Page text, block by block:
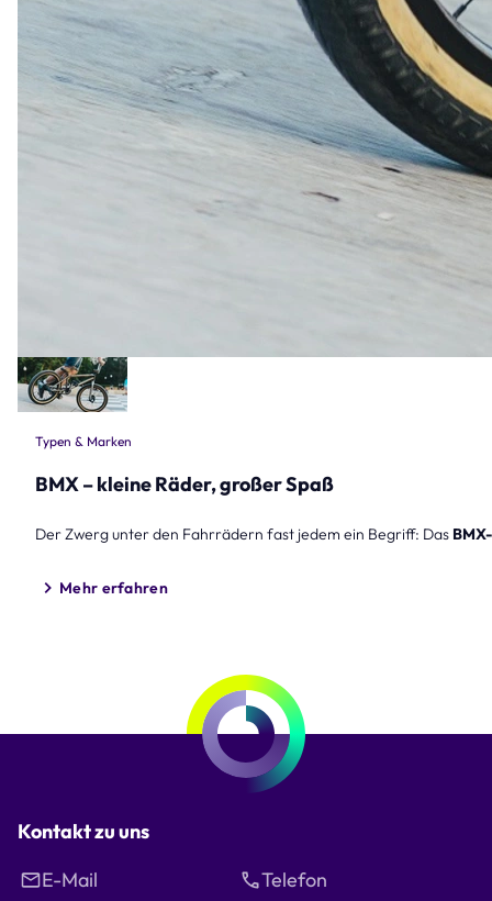
Typen & Marken
BMX – kleine Räder, großer Spaß
Der Zwerg unter den Fahrrädern fast jedem ein Begriff: Das
Mehr erfahren
Kontakt zu uns
E-Mail
Telefon